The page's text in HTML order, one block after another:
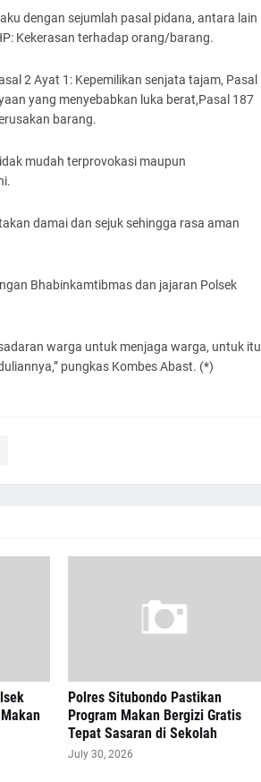
dengan sejumlah pasal pidana, antara lain
Kekerasan terhadap orang/barang.
2 Ayat 1: Kepemilikan senjata tajam, Pasal
yang menyebabkan luka berat,Pasal 187
barang.
mudah terprovokasi maupun
damai dan sejuk sehingga rasa aman
Bhabinkamtibmas dan jajaran Polsek
warga untuk menjaga warga, untuk itu
pungkas Kombes Abast. (*)
Polres Situbondo Pastikan
Program Makan Bergizi Gratis
Tepat Sasaran di Sekolah
July 30, 2026